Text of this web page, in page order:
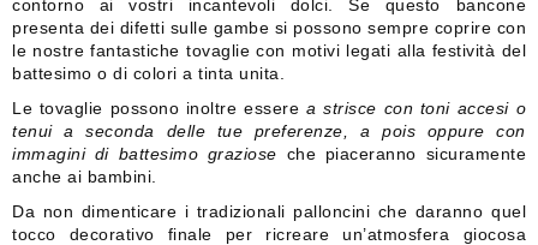
contorno ai vostri incantevoli dolci. Se questo bancone
presenta dei difetti sulle gambe si possono sempre coprire con
le nostre fantastiche tovaglie con motivi legati alla festività del
battesimo o di colori a tinta unita.
Le tovaglie possono inoltre essere a strisce con toni accesi o
tenui a seconda delle tue preferenze, a pois oppure con
immagini di battesimo graziose che piaceranno sicuramente
anche ai bambini.
Da non dimenticare i tradizionali palloncini che daranno quel
tocco decorativo finale per ricreare un’atmosfera giocosa